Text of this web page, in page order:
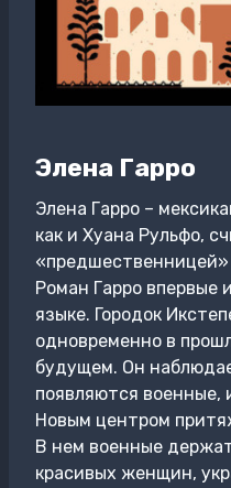
Элена Гарро
Элена Гарро –
как и Хуана Рульфо,
«предшественницей»
Роман Гарро впервые
языке. Городок
одновременно в
будущем. Он
появляются военные,
Новым центром
В нем военные
красивых женщин,